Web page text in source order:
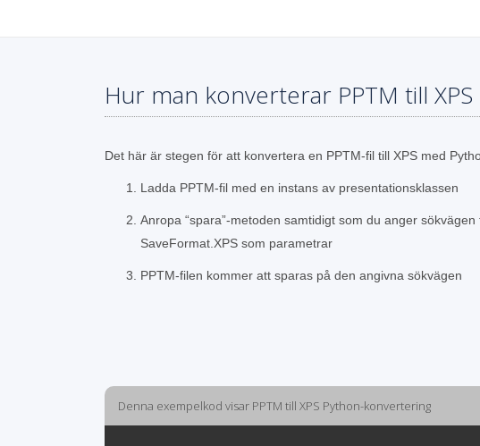
Hur man konverterar PPTM till
Det här är stegen för att konvertera en PPTM-fil till XPS med
Ladda PPTM-fil med en instans av presentationsklassen
Anropa “spara”-metoden samtidigt som du anger
SaveFormat.XPS som parametrar
PPTM-filen kommer att sparas på den angivna sökvägen
Denna exempelkod visar PPTM till XPS Python-konvertering